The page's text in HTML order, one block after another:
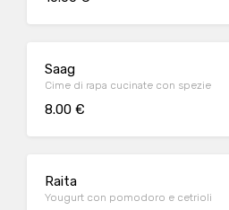
Saag
Cime di rapa cucinate con spezie
8.00 €
Raita
Yougurt con pomodoro e cetrioli